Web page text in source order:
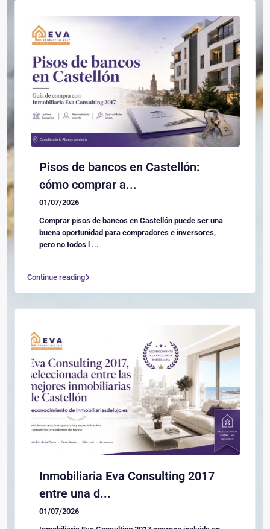
Pisos de bancos en Castellón:
cómo comprar a...
01/07/2026
Comprar pisos de bancos en Castellón puede ser una
buena oportunidad para compradores e inversores,
pero no todos l ...
Continue reading
Inmobiliaria Eva Consulting 2017
entre una d...
01/07/2026